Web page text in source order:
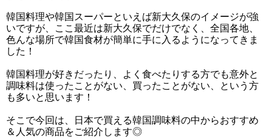
韓国料理や韓国スーパーといえば新大久保のイメージが強
いですが、ここ最近は新大久保でだけでなく、全国各地、
色んな場所で韓国食材が簡単に手に入るようになってきま
した！
韓国料理が好きだったり、よく食べたりする方でも意外と
調味料は使ったことがない、買ったことがない、という方
も多いと思います！
そこで今回は、日本で買える韓国調味料の中からおすすめ
＆人気の商品をご紹介します◎